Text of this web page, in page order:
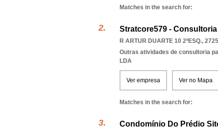
Matches in the search for:
Stratcore579 -
R ARTUR DUARTE 10 2ºESQ.,
Outras atividades de consultoria
LDA
Ver empresa Ver no Mapa
Matches in the search for:
Condomínio Do Prédio